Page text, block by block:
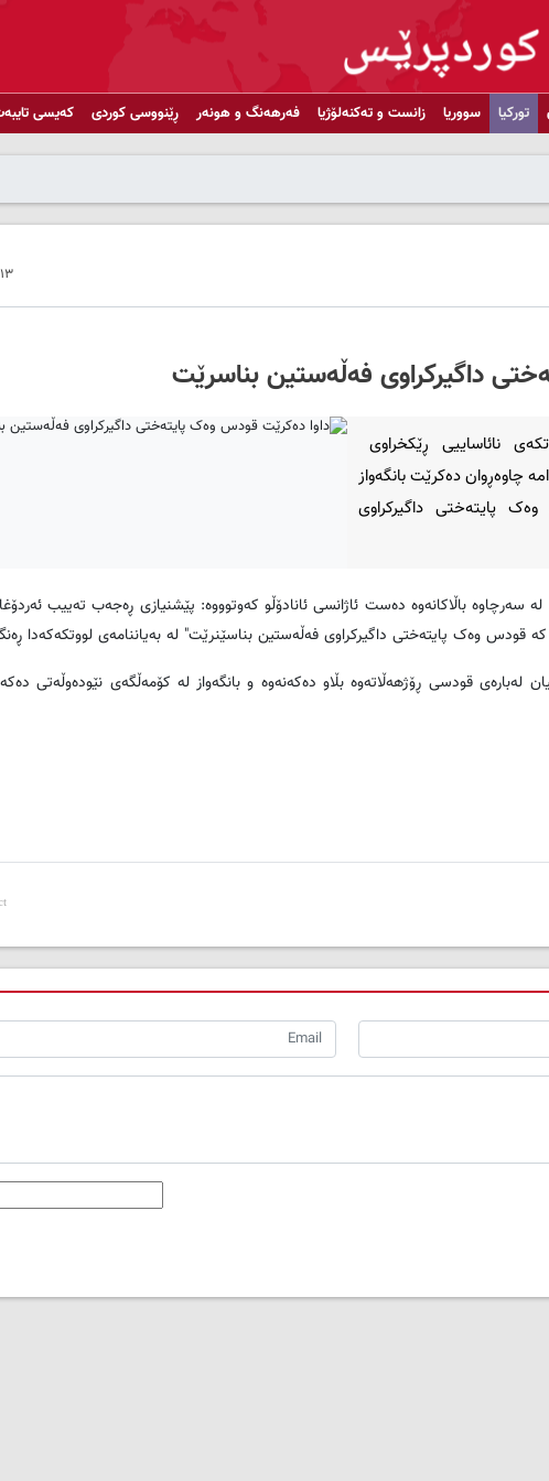
تورکیا سووریا زانست و تەکنەلۆژیا فەرهەنگ و هونەر ڕێنووسی کوردی کەیسی
١٣ کانونی یەکەم ٢٠١٧ - ١٣:٥٦
داگیركراوی فه‌ڵه‌ستین بناسرێت
نائاساییی ڕێكخراوی
چاوه‌ڕوان ده‌كرێت بانگه‌واز
پایته‌ختی داگیركراوی
له‌ سه‌رچاوه‌ باڵاكانه‌وه‌ ده‌ست ئاژانسی ئانادۆڵو كه‌وتوووه‌: پێشنیازی ڕه‌جه‌ب ته‌ییب
قودس وه‌ک پایته‌ختی داگیركراوی فه‌ڵه‌ستین بناسێنرێت" له‌ به‌یاننامه‌ی لووتكه‌كه‌دا
له‌باره‌ی قودسی ڕۆژهه‌ڵاته‌وه‌ بڵاو ده‌كه‌نه‌وه‌ و بانگه‌واز له‌ كۆمه‌ڵگه‌ی نێوده‌وڵه‌تی